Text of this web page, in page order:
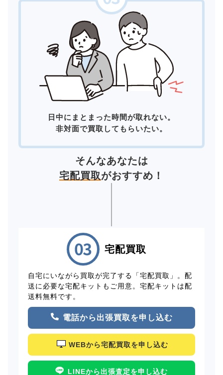
日中にまとまった時間が取れない。
非対面で買取してもらいたい。
そんなあなたは
宅配買取がおすすめ！
宅配買取
自宅にいながら買取が完了する「宅配買取」。配
送に必要な宅配キットもご用意。宅配キットは配
送料無料です。
電話から出張買取を申し込む
WEBから宅配買取を申し込む
LINEから出張査定を申し込む